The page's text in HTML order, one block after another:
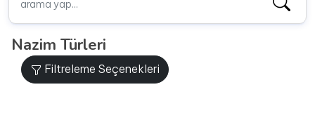
Nazim Türleri
Filtreleme Seçenekleri